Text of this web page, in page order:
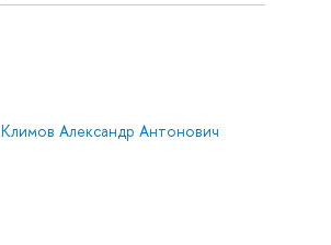
Климов Александр Антонович